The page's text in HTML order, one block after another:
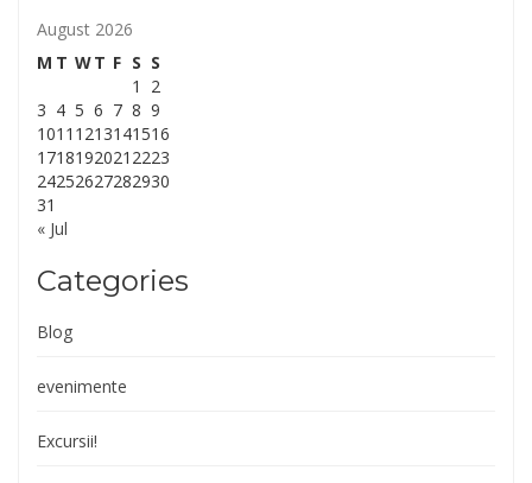
August 2026
M T WT F S S
« Jul
1
2
3 4 5 6 7 8 9
1011 1213141516
1718192021 2223
24252627282930
31
Categories
Blog
evenimente
Excursii!